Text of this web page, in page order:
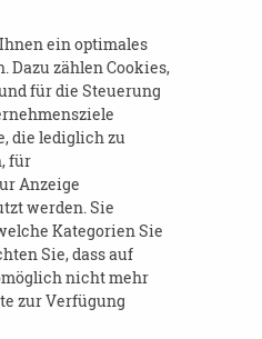
von 09:00 bis
Betreuungsverein
Ebene
an:
ein optimales
Dazu zählen Cookies,
für die Steuerung
die lediglich zu
für
Anzeige
werden. Sie
Kategorien Sie
Sie, dass auf
nicht mehr
zur Verfügung